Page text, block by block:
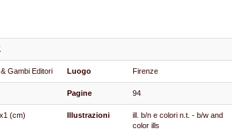
Gambi Editori Luogo Firenze
Pagine 94
(cm) Illustrazioni
ill. b/n e colori n.t. - b/w and
color ills